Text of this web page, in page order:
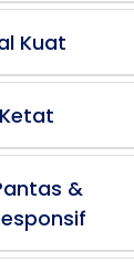
Kuat
&